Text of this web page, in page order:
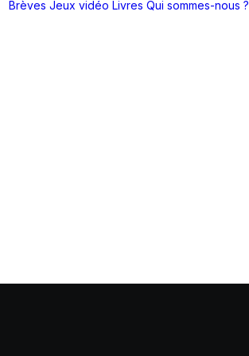
Brèves Jeux vidéo Livres Qui sommes-nous ?